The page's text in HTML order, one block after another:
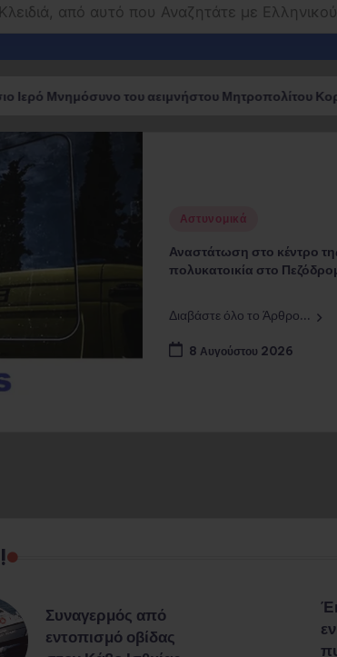
Μητροπολίτου Κορίνθου κυρού Διονυσίου
Posted
Αστυνομικά
Αναστάτωση στο κέντρο
πολυκατοικία στο
Διαβάστε όλο το Άρθρο...
8 Αυγούστου 2026
Συναγερμός από
εντοπισμό οβίδας